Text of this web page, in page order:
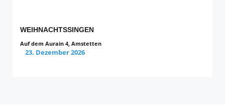
WEIHNACHTSSINGEN
Auf dem Aurain 4, Amstetten
23. Dezember 2026